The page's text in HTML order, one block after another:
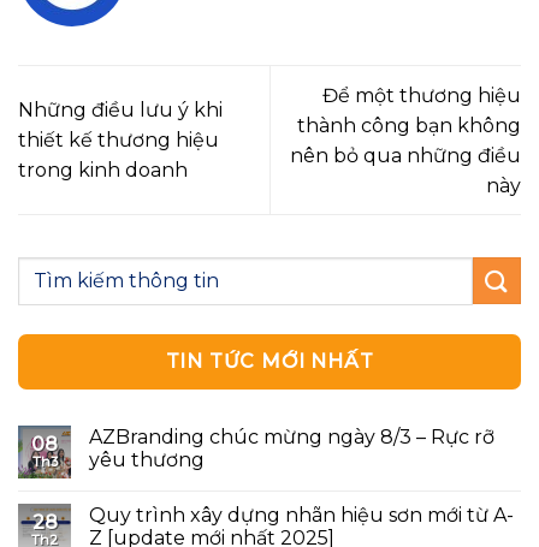
Những điều lưu ý khi
thiết kế thương hiệu
trong kinh doanh
Để một thương hiệu
thành công bạn không
nên bỏ qua những điều
này
TIN TỨC MỚI NHẤT
08
Th3
AZBranding chúc mừng ngày 8/3 – Rực rỡ
yêu thương
28
Th2
Quy trình xây dựng nhãn hiệu sơn mới từ A-
Z [update mới nhất 2025]